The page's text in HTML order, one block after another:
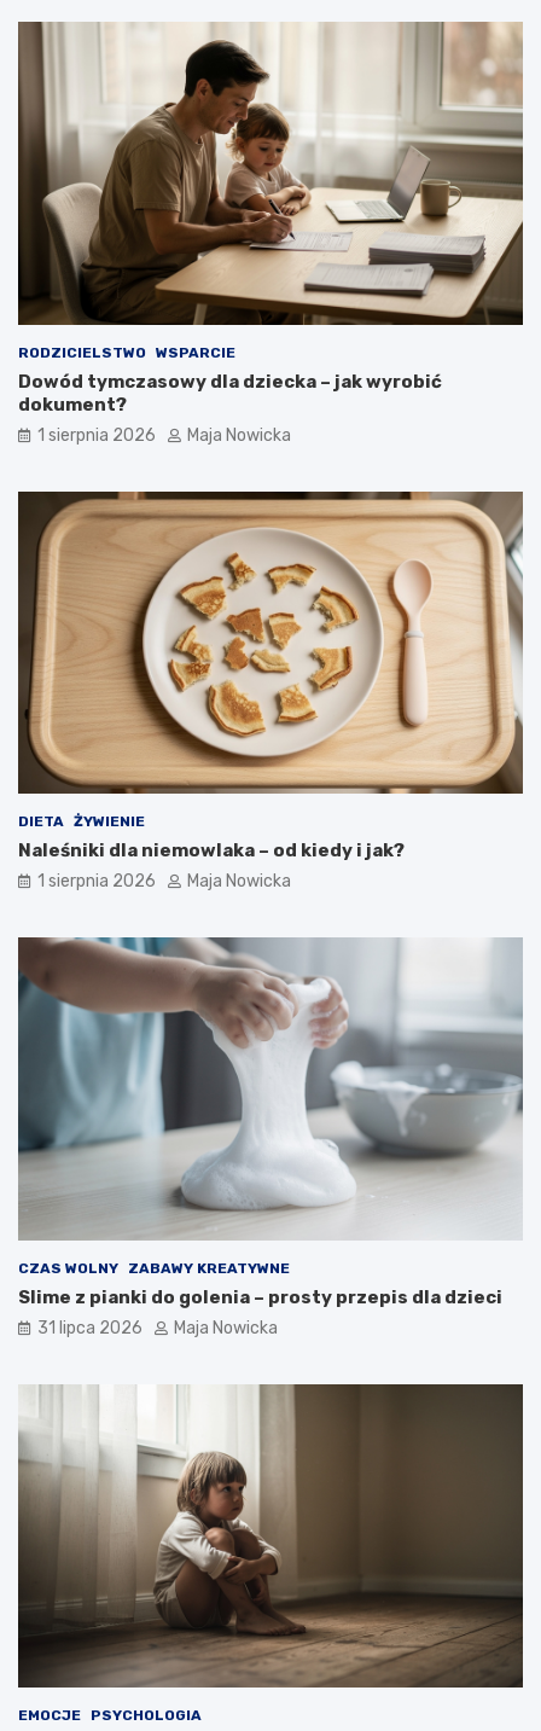
RODZICIELSTWO WSPARCIE
Dowód tymczasowy dla dziecka – jak wyrobić
dokument?
1 sierpnia 2026 Maja Nowicka
DIETA ŻYWIENIE
Naleśniki dla niemowlaka – od kiedy i jak?
1 sierpnia 2026 Maja Nowicka
CZAS WOLNY ZABAWY KREATYWNE
Slime z pianki do golenia – prosty przepis dla dzieci
31 lipca 2026 Maja Nowicka
EMOCJE PSYCHOLOGIA